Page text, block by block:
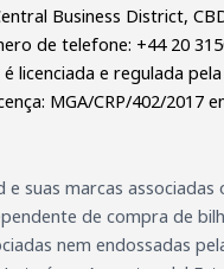
Business District,
de telefone: +44 20
licenciada e regulada
MGA/CRP/402/2017
suas marcas associadas
de compra de
nem endossadas